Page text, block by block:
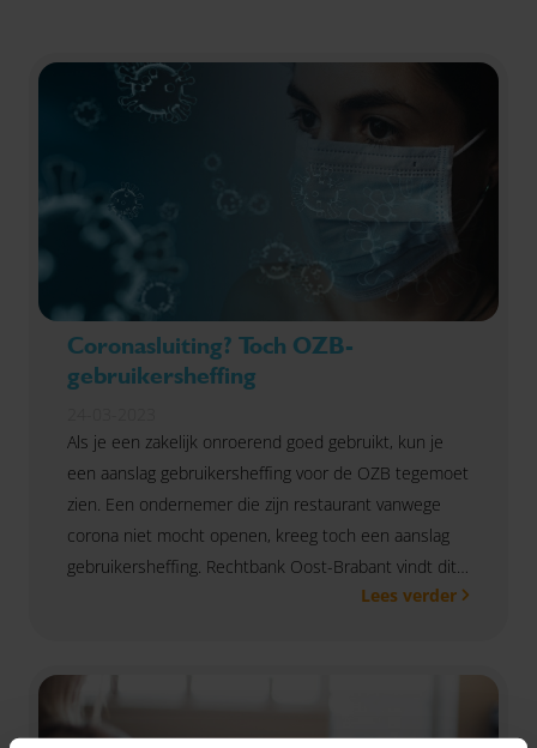
Coronasluiting? Toch OZB-
gebruikersheffing
Als je een zakelijk onroerend goed gebruikt, kun je
een aanslag gebruikersheffing voor de OZB tegemoet
zien. Een ondernemer die zijn restaurant vanwege
corona niet mocht openen, kreeg toch een aanslag
gebruikersheffing. Rechtbank Oost-Brabant vindt dit
Lees verder